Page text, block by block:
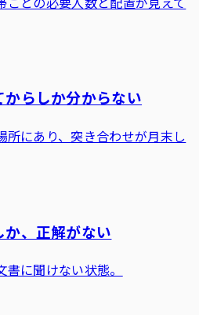
らしか分からない
所にあり、突き合わせが月末し
、正解がない
に聞けない状態。